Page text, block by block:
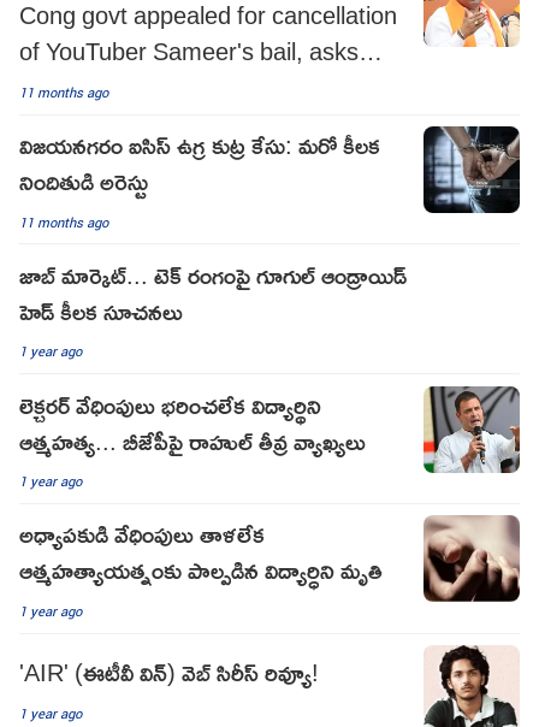
Cong govt appealed for cancellation
of YouTuber Sameer's bail, asks
K'taka BJP
11 months ago
విజయనగరం ఐసిస్ ఉగ్ర కుట్ర కేసు: మరో కీలక
నిందితుడి అరెస్టు
11 months ago
జాబ్ మార్కెట్... టెక్ రంగంపై గూగుల్ ఆండ్రాయిడ్
హెడ్ కీలక సూచనలు
1 year ago
లెక్చరర్ వేధింపులు భరించలేక విద్యార్థిని
ఆత్మహత్య... బీజేపీపై రాహుల్ తీవ్ర వ్యాఖ్యలు
1 year ago
అధ్యాపకుడి వేధింపులు తాళలేక
ఆత్మహత్యాయత్నంకు పాల్పడిన విద్యార్ధిని మృతి
1 year ago
'AIR' (ఈటీవీ విన్) వెబ్ సిరీస్ రివ్యూ!
1 year ago